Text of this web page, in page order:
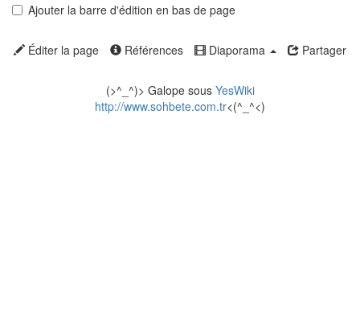
Ajouter la barre d'édition en bas de page
Éditer la page Références Diaporama Partager
(>^_^)> Galope sous YesWiki
http://www.sohbete.com.tr<(^_^<)